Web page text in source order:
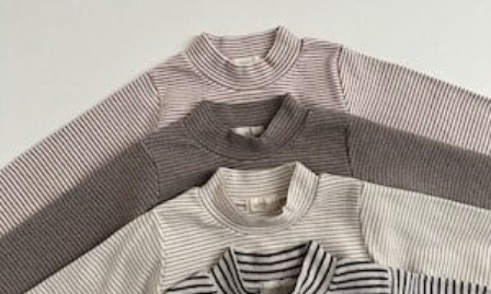
Brand
Tops
Bottoms
Outer